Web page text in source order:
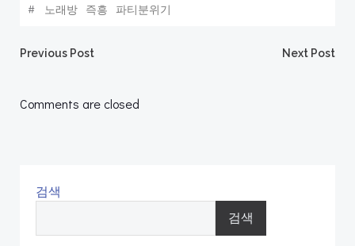
# 노래방 즉흥 파티분위기
Post
navigation
Previous Post Next Post
Comments are closed
검색
검색